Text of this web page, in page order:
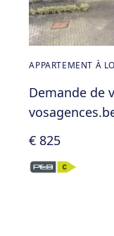
APPARTEMENT À
Demande de
€ 825